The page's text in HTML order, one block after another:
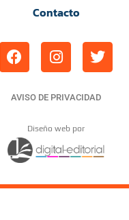
Contacto
AVISO DE PRIVACIDAD
Diseño web por